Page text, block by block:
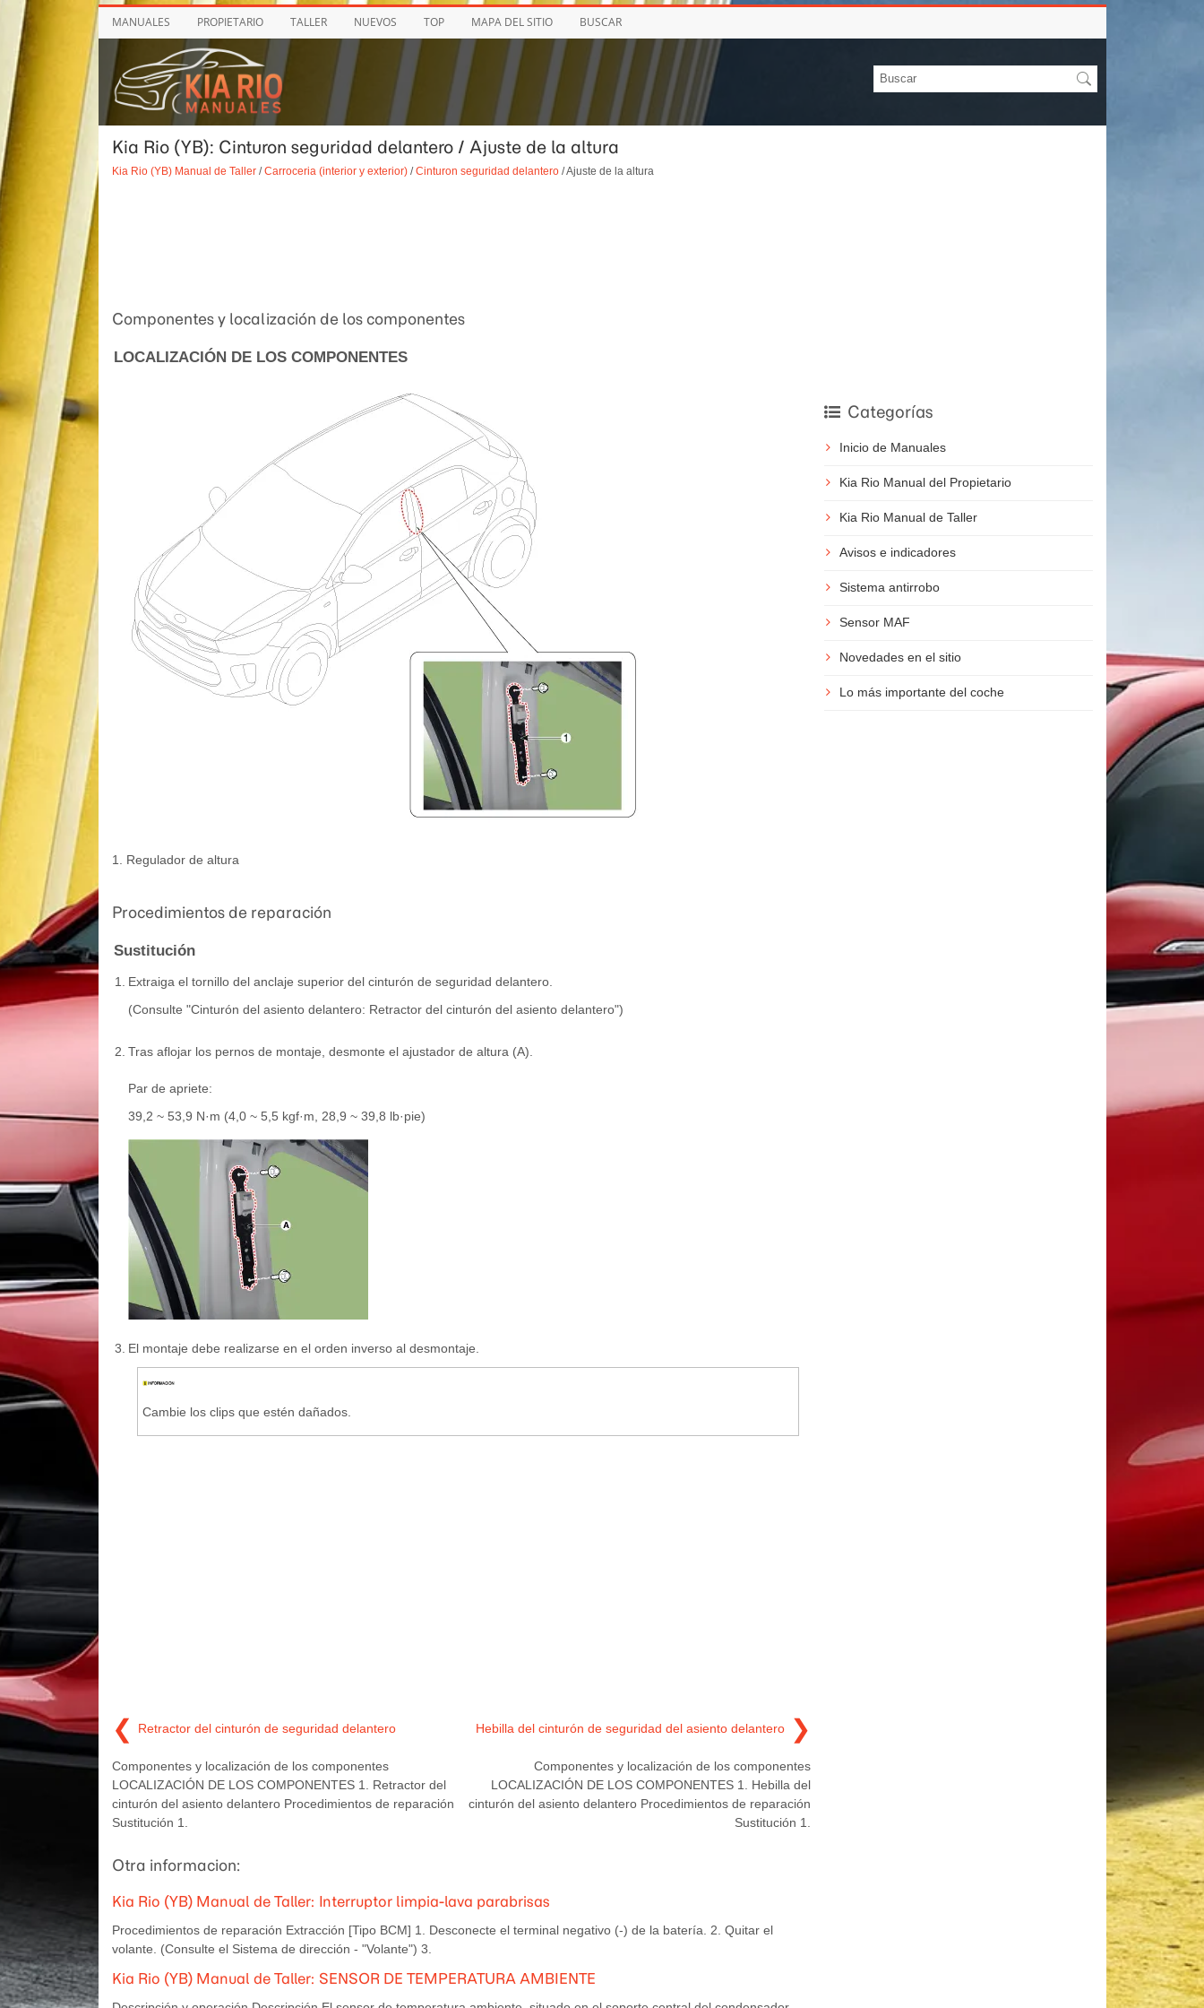
MANUALES PROPIETARIO TALLER NUEVOS TOP MAPA DEL SITIO BUSCAR
Kia Rio (YB): Cinturon seguridad delantero / Ajuste de la altura
Kia Rio (YB) Manual de Taller/Carroceria (interior y exterior)/Cinturon seguridad delantero/ Ajuste de la altura
Componentes y localización de los componentes
LOCALIZACIÓN DE LOS COMPONENTES
1. Regulador de altura
Procedimientos de reparación
Sustitución
1.
Extraiga el tornillo del anclaje superior del cinturón de seguridad delantero.
(Consulte "Cinturón del asiento delantero: Retractor del cinturón del asiento delantero")
2. Tras aflojar los pernos de montaje, desmonte el ajustador de altura (A).
Par de apriete:
39,2 ~ 53,9 N·m (4,0 ~ 5,5 kgf·m, 28,9 ~ 39,8 lb·pie)
3. El montaje debe realizarse en el orden inverso al desmontaje.
Cambie los clips que estén dañados.
❮ Retractor del cinturón de seguridad delantero
Componentes y localización de los componentes
LOCALIZACIÓN DE LOS COMPONENTES 1. Retractor del
cinturón del asiento delantero Procedimientos de reparación
Sustitución 1.
Hebilla del cinturón de seguridad del asiento delantero ❯
Componentes y localización de los componentes
LOCALIZACIÓN DE LOS COMPONENTES 1. Hebilla del
cinturón del asiento delantero Procedimientos de reparación
Sustitución 1.
Otra informacion:
Kia Rio (YB) Manual de Taller: Interruptor limpia-lava parabrisas
Procedimientos de reparación Extracción [Tipo BCM] 1. Desconecte el terminal negativo (-) de la batería. 2. Quitar el
volante. (Consulte el Sistema de dirección - "Volante") 3.
Kia Rio (YB) Manual de Taller: SENSOR DE TEMPERATURA AMBIENTE
Categorías
Inicio de Manuales
Kia Rio Manual del Propietario
Kia Rio Manual de Taller
Avisos e indicadores
Sistema antirrobo
Sensor MAF
Novedades en el sitio
Lo más importante del coche